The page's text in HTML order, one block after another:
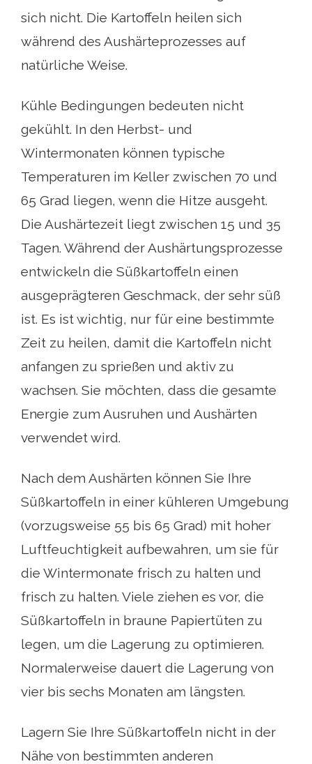
sich nicht. Die Kartoffeln heilen sich
während des Aushärteprozesses auf
natürliche Weise.
Kühle Bedingungen bedeuten nicht
gekühlt. In den Herbst- und
Wintermonaten können typische
Temperaturen im Keller zwischen 70 und
65 Grad liegen, wenn die Hitze ausgeht.
Die Aushärtezeit liegt zwischen 15 und 35
Tagen. Während der Aushärtungsprozesse
entwickeln die Süßkartoffeln einen
ausgeprägteren Geschmack, der sehr süß
ist. Es ist wichtig, nur für eine bestimmte
Zeit zu heilen, damit die Kartoffeln nicht
anfangen zu sprießen und aktiv zu
wachsen. Sie möchten, dass die gesamte
Energie zum Ausruhen und Aushärten
verwendet wird.
Nach dem Aushärten können Sie Ihre
Süßkartoffeln in einer kühleren Umgebung
(vorzugsweise 55 bis 65 Grad) mit hoher
Luftfeuchtigkeit aufbewahren, um sie für
die Wintermonate frisch zu halten und
frisch zu halten. Viele ziehen es vor, die
Süßkartoffeln in braune Papiertüten zu
legen, um die Lagerung zu optimieren.
Normalerweise dauert die Lagerung von
vier bis sechs Monaten am längsten.
Lagern Sie Ihre Süßkartoffeln nicht in der
Nähe von bestimmten anderen